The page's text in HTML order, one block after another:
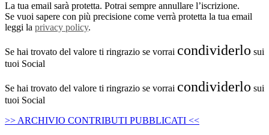
La tua email sarà protetta. Potrai sempre annullare l’iscrizione.
Se vuoi sapere con più precisione come verrà protetta la tua email
leggi la privacy policy.
Se hai trovato del valore ti ringrazio se vorrai condividerlo sui
tuoi Social
Se hai trovato del valore ti ringrazio se vorrai condividerlo sui
tuoi Social
>> ARCHIVIO CONTRIBUTI PUBBLICATI <<